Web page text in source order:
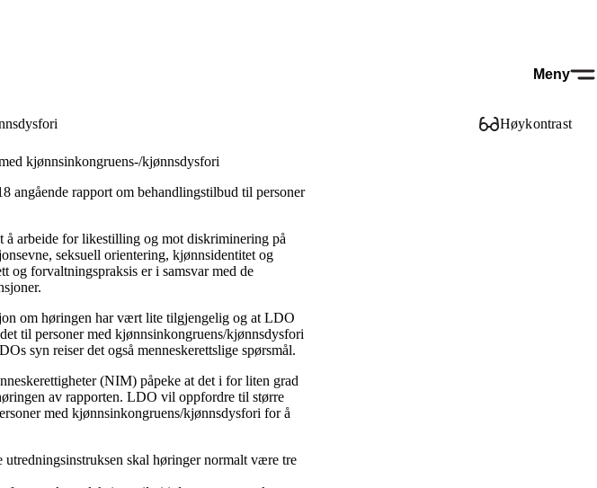
Meny
Høykontrast
kjønnsinkongruens-/kjønnsdysfori
rapport om behandlingstilbud til personer
arbeide for likestilling og mot diskriminering på
seksuell orientering, kjønnsidentitet og
og forvaltningspraksis er i samsvar med de
om høringen har vært lite tilgjengelig og at LDO
til personer med kjønnsinkongruens/kjønnsdysfori
syn reiser det også menneskerettslige spørsmål.
(NIM) påpeke at det i for liten grad
av rapporten. LDO vil oppfordre til større
med kjønnsinkongruens/kjønnsdysfori for å
skal høringer normalt være tre